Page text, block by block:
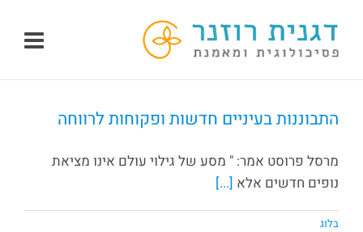
לתוכן
התבוננות בעיניים חדשות ופקוחות לרווחה
מרסל פרוסט אמר: " מסע של גילוי עולם אינו מציאת
נופים חדשים אלא [...]
בלוג